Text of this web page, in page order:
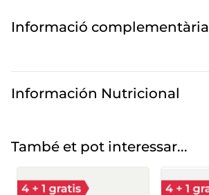
Informació complementària
Información Nutricional
També et pot interessar...